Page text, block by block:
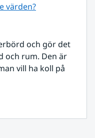
värden?
och gör det
och rum. Den är
vill ha koll på